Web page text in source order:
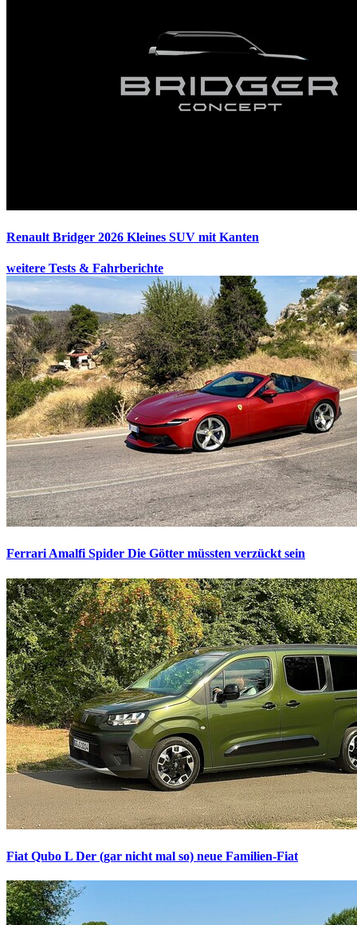
Renault Bridger 2026 Kleines SUV mit Kanten
weitere Tests & Fahrberichte
Ferrari Amalfi Spider Die Götter müssten verzückt sein
Fiat Qubo L Der (gar nicht mal so) neue Familien-Fiat